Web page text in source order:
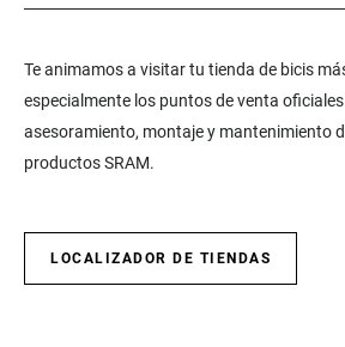
Te animamos a visitar tu tienda de bicis
especialmente los puntos de venta oficiales
asesoramiento, montaje y mantenimiento
productos SRAM.
LOCALIZADOR DE TIENDAS